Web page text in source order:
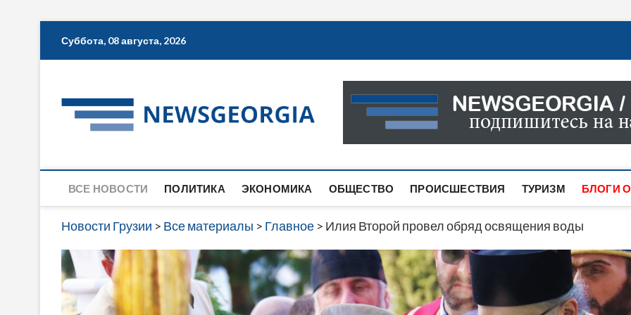
Суббота, 08 августа, 2026
Новости Грузии
САМАЯ АКТУАЛЬНАЯ ИНФОРМАЦИЯ О СОБЫТИЯХ
САЙТЕ ВЫ НАЙДЕТЕ НОВОСТИ ПОЛИТИКИ,
ВСЕ НОВОСТИ ПОЛИТИКА ЭКОНОМИКА ОБЩЕСТВО ПРОИСШЕСТВИЯ ТУРИЗМ БЛОГИ
Новости Грузии > Все материалы > Главное > Илия Второй провел обряд освящения воды